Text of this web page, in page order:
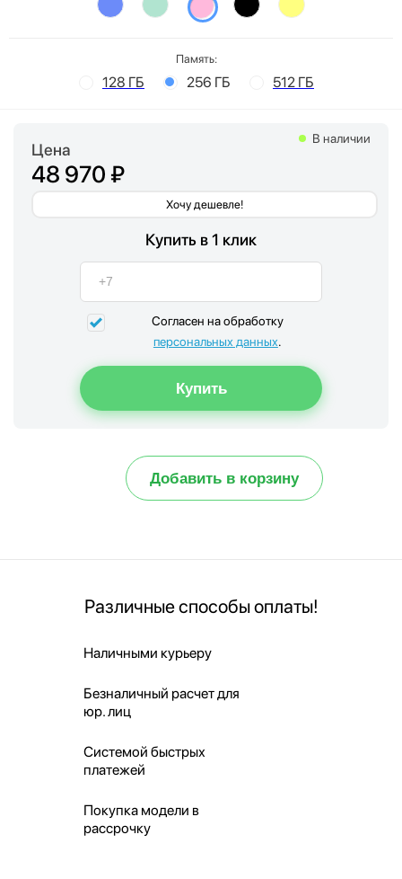
Память:
128 ГБ 256 ГБ 512 ГБ
Цена
48 970 ₽
Хочу дешевле!
В наличии
Купить в 1 клик
Согласен на обработку
персональных данных.
Добавить в корзину
Различные способы оплаты!
Наличными курьеру
Безналичный расчет для
юр. лиц
Системой быстрых
платежей
Покупка модели в
рассрочку